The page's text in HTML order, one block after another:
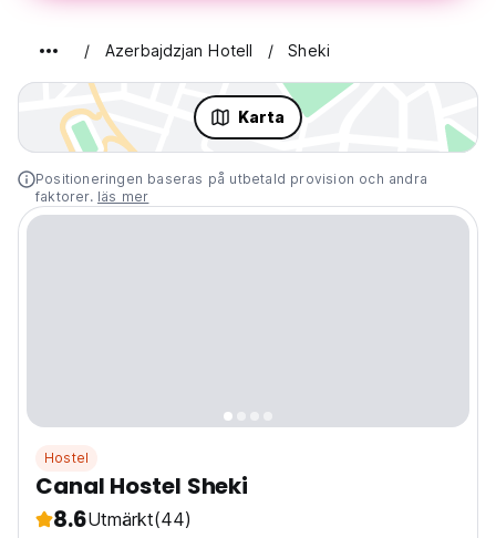
Azerbajdzjan Hotell Sheki
Karta
Positioneringen baseras på utbetald provision och andra
faktorer. läs mer
Hostel
Canal Hostel Sheki
8.6Utmärkt(44)